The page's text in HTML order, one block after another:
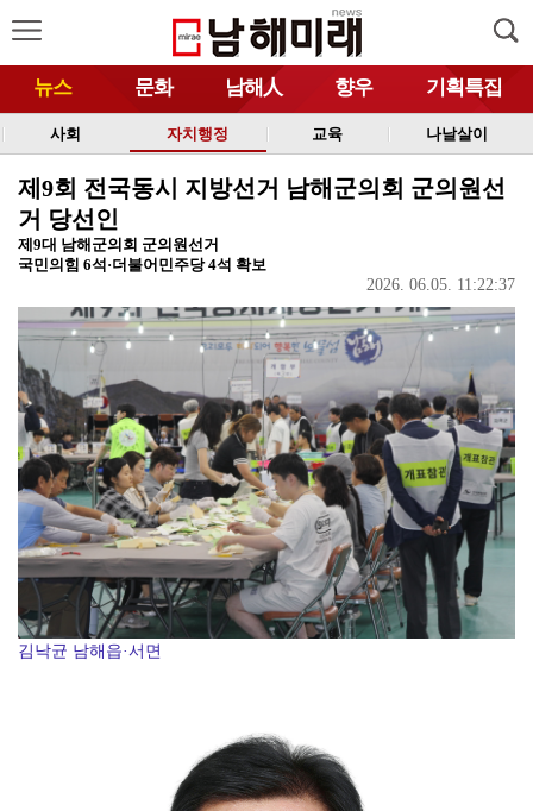
뉴스 문화 남해人 향우 기획특집
사회 자치행정 교육 나날살이
제9회 전국동시 지방선거 남해군의회 군의원선
거 당선인
제9대 남해군의회 군의원선거
국민의힘 6석·더불어민주당 4석 확보
2026. 06.05. 11:22:37
김낙균 남해읍·서면